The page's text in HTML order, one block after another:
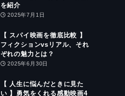
を紹介
2025年7月1日
【 スパイ映画を徹底比較 】
フィクションvsリアル、それ
ぞれの魅力とは？
2025年6月30日
【 人生に悩んだときに見た
い 】勇気をくれる感動映画4